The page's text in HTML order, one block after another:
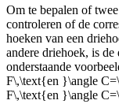
Om te bepalen of
controleren of de
hoeken van een
andere driehoek, is
onderstaande
F\,\text{en }\angle
F\,\text{en }\angle